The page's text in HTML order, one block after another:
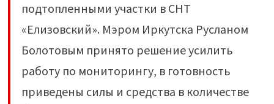
подтопленными участки в СНТ
«Елизовский». Мэром Иркутска Русланом
Болотовым принято решение усилить
работу по мониторингу, в готовность
приведены силы и средства в количестве